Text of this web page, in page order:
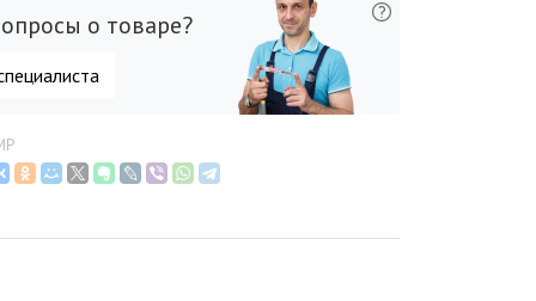
о товаре?